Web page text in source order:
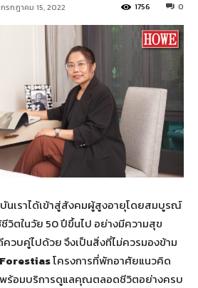
กรกฎาคม 15, 2022 0
1756
ราได้เข้าสู่สังคมผู้สูงอายุโดยสมบูรณ์
วิตในวัย 50 ปีขึ้นไป อย่างมีความสุข
บคู่ไปด้วย จึงเป็นสิ่งที่ไม่ควรมองข้าม
โครงการที่พักอาศัยแนวคิด
พร้อมบริการดูแลคุณตลอดชีวิตอย่างครบ